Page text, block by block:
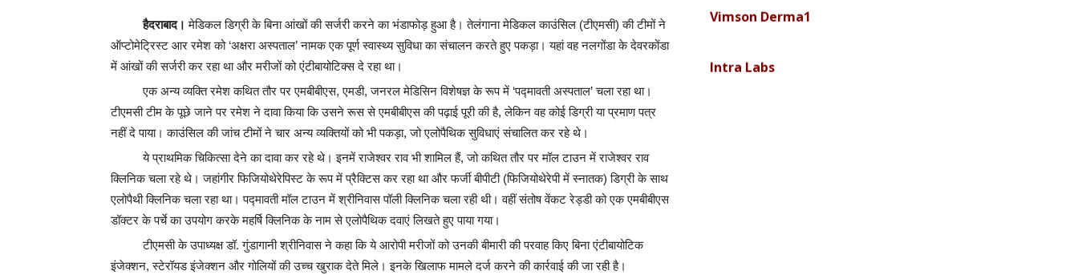
हैदराबाद। मेडिकल डिग्री के बिना आंखों की सर्जरी करने का भंडाफोड़ हुआ है। तेलंगाना मेडिकल काउंसिल (टीएमसी) की टीमों ने
ऑप्टोमेट्रिस्ट आर रमेश को ‘अक्षरा अस्पताल’ नामक एक पूर्ण स्वास्थ्य सुविधा का संचालन करते हुए पकड़ा। यहां वह नलगोंडा के देवरकोंडा
में आंखों की सर्जरी कर रहा था और मरीजों को एंटीबायोटिक्स दे रहा था।
एक अन्य व्यक्ति रमेश कथित तौर पर एमबीबीएस, एमडी, जनरल मेडिसिन विशेषज्ञ के रूप में ‘पद्मावती अस्पताल’ चला रहा था।
टीएमसी टीम के पूछे जाने पर रमेश ने दावा किया कि उसने रूस से एमबीबीएस की पढ़ाई पूरी की है, लेकिन वह कोई डिग्री या प्रमाण पत्र
नहीं दे पाया। काउंसिल की जांच टीमों ने चार अन्य व्यक्तियों को भी पकड़ा, जो एलोपैथिक सुविधाएं संचालित कर रहे थे।
ये प्राथमिक चिकित्सा देने का दावा कर रहे थे। इनमें राजेश्वर राव भी शामिल हैं, जो कथित तौर पर मॉल टाउन में राजेश्वर राव
क्लिनिक चला रहे थे। जहांगीर फिजियोथेरेपिस्ट के रूप में प्रैक्टिस कर रहा था और फर्जी बीपीटी (फिजियोथेरेपी में स्नातक) डिग्री के साथ
एलोपैथी क्लिनिक चला रहा था। पद्मावती मॉल टाउन में श्रीनिवास पॉली क्लिनिक चला रही थी। वहीं संतोष वेंकट रेड्डी को एक एमबीबीएस
डॉक्टर के पर्चे का उपयोग करके महर्षि क्लिनिक के नाम से एलोपैथिक दवाएं लिखते हुए पाया गया।
टीएमसी के उपाध्यक्ष डॉ. गुंडागानी श्रीनिवास ने कहा कि ये आरोपी मरीजों को उनकी बीमारी की परवाह किए बिना एंटीबायोटिक
इंजेक्शन, स्टेरॉयड इंजेक्शन और गोलियों की उच्च खुराक देते मिले। इनके खिलाफ मामले दर्ज करने की कार्रवाई की जा रही है।